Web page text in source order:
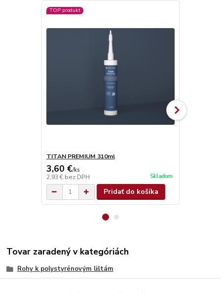
TOP produkt
TITAN PREMIUM 310ml
3,60 €/ks
2,93 € bez DPH Skladom
Pridať do košíka
Tovar zaradený v kategóriách
Rohy k polystyrénovým lištám